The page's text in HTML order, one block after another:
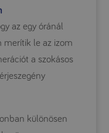
az egy óránál
merítik le az izom
a szokásos
különösen